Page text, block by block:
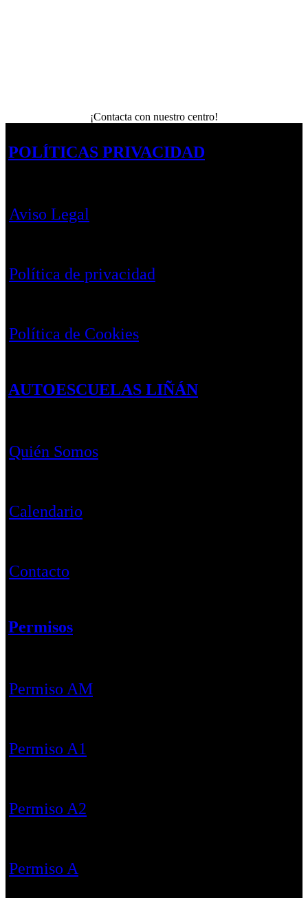
¡Contacta con nuestro centro!
POLÍTICAS PRIVACIDAD
Aviso Legal
Política de privacidad
Política de Cookies
AUTOESCUELAS LIÑÁN
Quién Somos
Calendario
Contacto
Permisos
Permiso AM
Permiso A1
Permiso A2
Permiso A